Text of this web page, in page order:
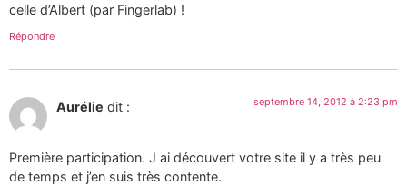
celle d’Albert (par Fingerlab) !
Répondre
Aurélie dit : septembre 14, 2012 à 2:23 pm
Première participation. J ai découvert votre site il y a très peu
de temps et j’en suis très contente.